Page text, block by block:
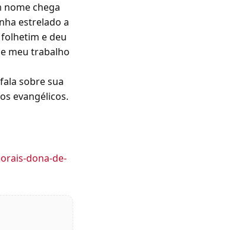
nome chega
estrelado a
e deu
meu trabalho
sobre sua
evangélicos.
dona-de-